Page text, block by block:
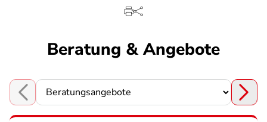
Beratung & Angebote
Choose a section